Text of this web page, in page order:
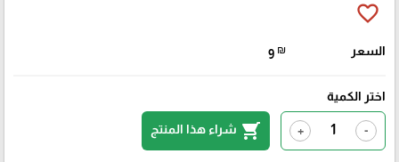
favorite_border
السعر 9 ₪
اختر الكمية
-
+
shopping_cart شراء هذا المنتج